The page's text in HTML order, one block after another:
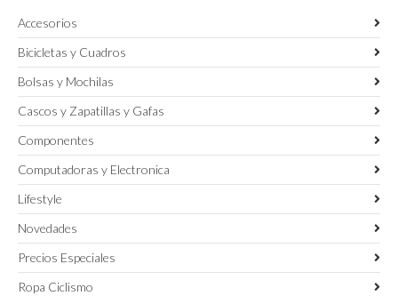
producto
Accesorios
Bicicletas y Cuadros
Bolsas y Mochilas
Cascos y Zapatillas y Gafas
Componentes
Computadoras y Electronica
Lifestyle
Novedades
Precios Especiales
Ropa Ciclismo